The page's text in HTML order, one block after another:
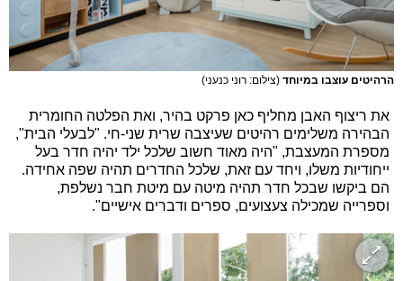
הרהיטים עוצבו במיוחד (צילום: רוני כנעני)
את ריצוף האבן מחליף כאן פרקט בהיר, ואת הפלטה החומרית
הבהירה משלימים רהיטים שעיצבה שרית שני-חי. "לבעלי הבית",
מספרת המעצבת, "היה מאוד חשוב שלכל ילד יהיה חדר בעל
ייחודיות משלו, ויחד עם זאת, שלכל החדרים תהיה שפה אחידה.
הם ביקשו שבכל חדר תהיה מיטה עם מיטת חבר נשלפת,
וספרייה שמכילה צעצועים, ספרים ודברים אישיים".